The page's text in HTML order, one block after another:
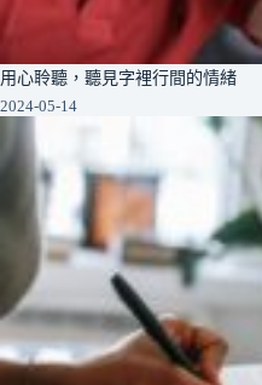
用心聆聽，聽見字裡行間的情緒
2024-05-14